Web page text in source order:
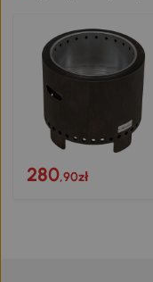
280,90zł